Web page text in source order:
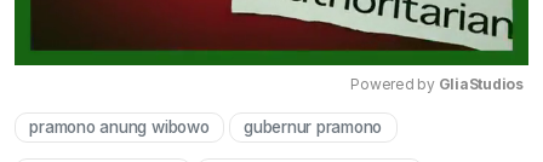
Powered by GliaStudios
pramono anung wibowo gubernur pramono